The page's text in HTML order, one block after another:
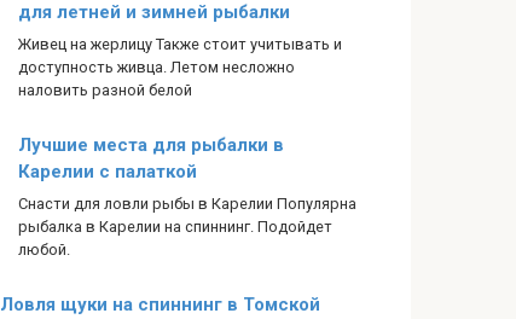
для летней и зимней рыбалки
Живец на жерлицу Также стоит учитывать и
доступность живца. Летом несложно
наловить разной белой
Лучшие места для рыбалки в
Карелии с палаткой
Снасти для ловли рыбы в Карелии Популярна
рыбалка в Карелии на спиннинг. Подойдет
любой.
Ловля щуки на спиннинг в Томской